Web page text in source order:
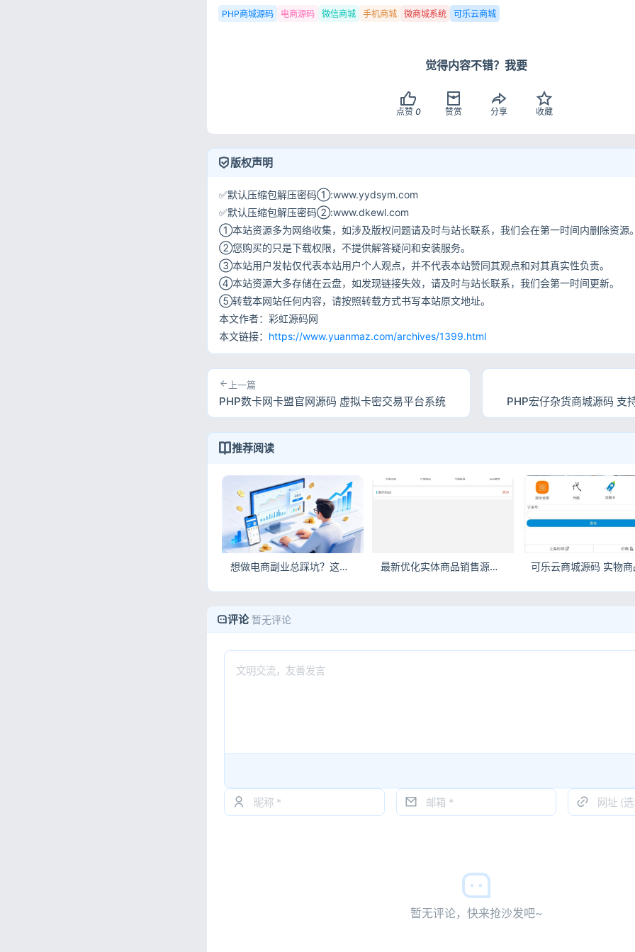
PHP商城源码 电商源码 微信商城 手机商城 微商城系统 可乐云商城
觉得内容不错？我要
点赞 0 赞赏 分享 收藏
版权声明
✅默认压缩包解压密码①:www.yydsym.com
✅默认压缩包解压密码②:www.dkewl.com
①本站资源多为网络收集，如涉及版权问题请及时与站长联系，我们会在第一时间内删除资源
②您购买的只是下载权限，不提供解答疑问和安装服务。
③本站用户发帖仅代表本站用户个人观点，并不代表本站赞同其观点和对其真实性负责。
④本站资源大多存储在云盘，如发现链接失效，请及时与站长联系，我们会第一时间更新。
⑤转载本网站任何内容，请按照转载方式书写本站原文地址。
本文作者：彩虹源码网
本文链接： https://www.yuanmaz.com/archives/1399.html
上一篇
PHP数卡网卡盟官网源码 虚拟卡密交易平台系统 PHP宏仔杂货商城源码 支
推荐阅读
想做电商副业总踩坑？这套电子商务源码合集，个人站长也能稳赚！ 最新优化实体商品销售源码 商用电商系统整站源码
评论 暂无评论
暂无评论，快来抢沙发吧~